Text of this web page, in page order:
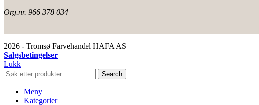
Org.nr. 966 378 034
2026 - Tromsø Farvehandel HAFA AS
Salgsbetingelser
Lukk
Search
Meny
Kategorier